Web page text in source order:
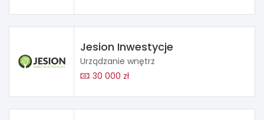
Jesion Inwestycje
Urządzanie wnętrz
30 000 zł